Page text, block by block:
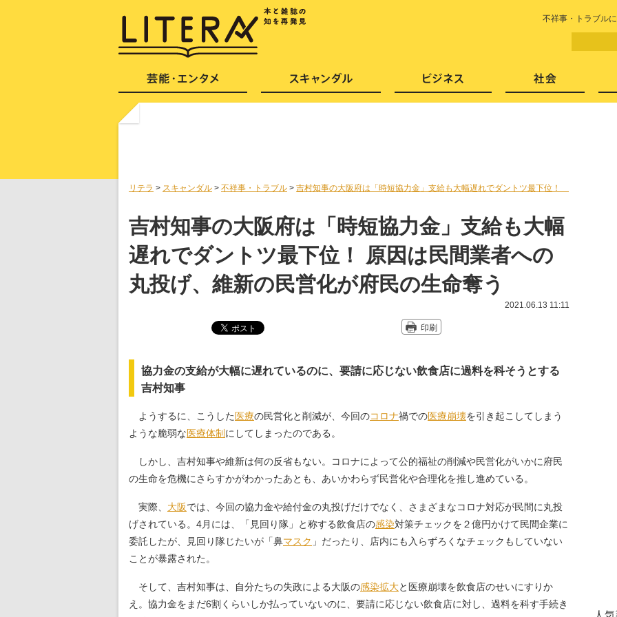
不祥事・トラブル
リテラ > スキャンダル > 不祥事・トラブル > 吉村知事の大阪府は「時短協力金」支給も大幅遅れでダントツ最下位！
吉村知事の大阪府は「時短協力金」支給も大幅
遅れでダントツ最下位！ 原因は民間業者への
丸投げ、維新の民営化が府民の生命奪う
2021.06.13 11:11
印刷
協力金の支給が大幅に遅れているのに、要請に応じない飲食店に過料を科そうとする
吉村知事
ようするに、こうした 医療の民営化と削減が、今回のコロナ禍での医療崩壊を引き起こしてしまう
ような脆弱な医療体制 にしてしまったのである。
しかし、吉村知事や維新は何の反省もない。コロナによって公的福祉の削減や民営化がいかに府民
の生命を危機にさらすかがわかったあとも、あいかわらず民営化や合理化を推し進めている。
実際、 大阪では、今回の協力金や給付金の丸投げだけでなく、さまざまなコロナ対応が民間に丸投
げされている。4月には、「見回り隊」と称する飲食店の感染対策チェックを２億円かけて民間企業に
委託したが、見回り隊じたいが「鼻マスク 」だったり、店内にも入らずろくなチェックもしていない
ことが暴露された。
そして、吉村知事は、自分たちの失政による大阪の感染拡大と医療崩壊を飲食店のせいにすりか
え。協力金をまだ6割くらいしか払っていないのに、要請に応じない飲食店に対し、過料を科す手続き
芸能・エンタメ スキャンダル